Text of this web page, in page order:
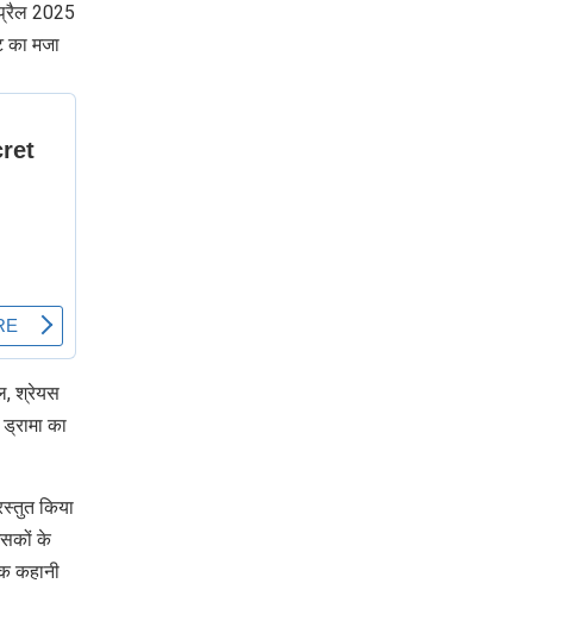
2025
का मजा
श्रेयस
का
किया
के
कहानी